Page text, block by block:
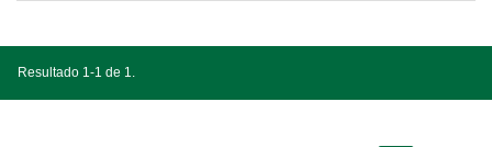
Resultado 1-1 de 1.